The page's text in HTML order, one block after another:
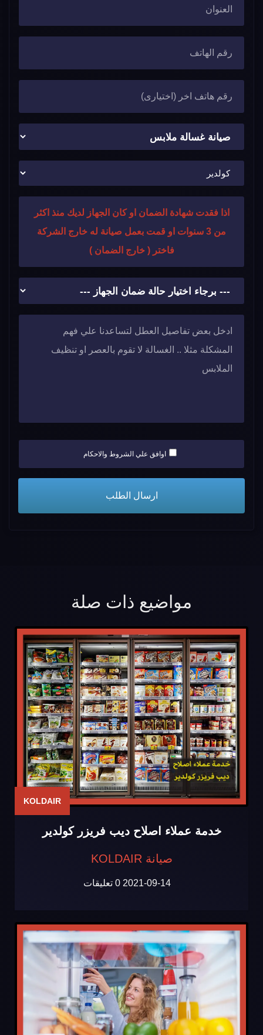
اذا فقدت شهادة الضمان او كان الجهاز لديك منذ اكثر
من 3 سنوات او قمت بعمل صيانة له خارج الشركة
فاختر ( خارج الضمان )
اوافق علي الشروط والاحكام
مواضيع ذات صلة
KOLDAIR
خدمة عملاء اصلاح ديب فريزر كولدير
صيانة KOLDAIR
2021-09-14 0 تعليقات